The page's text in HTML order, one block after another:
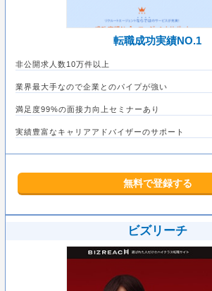
転職成功実績NO.1
非公開求人数10万件以上
業界最大手なので企業とのパイプが強い
満足度99%の面接力向上セミナーあり
実績豊富なキャリアアドバイザーのサポート
無料で登録する
ビズリーチ